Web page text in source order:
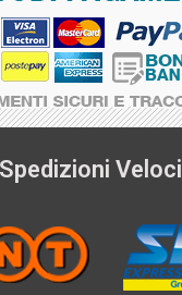
Spedizioni Veloci